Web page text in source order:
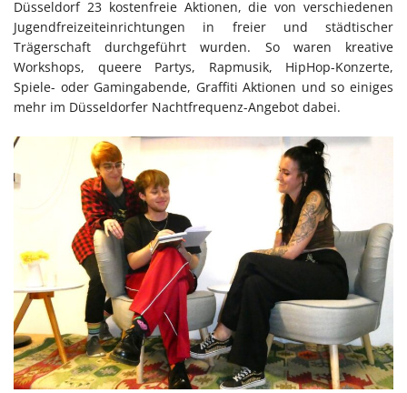
Düsseldorf 23 kostenfreie Aktionen, die von verschiedenen
Jugendfreizeiteinrichtungen in freier und städtischer
Trägerschaft durchgeführt wurden. So waren kreative
Workshops, queere Partys, Rapmusik, HipHop-Konzerte,
Spiele- oder Gamingabende, Graffiti Aktionen und so einiges
mehr im Düsseldorfer Nachtfrequenz-Angebot dabei.